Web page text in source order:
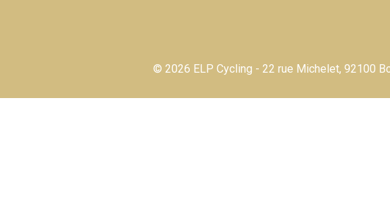
© 2026 ELP Cycling - 22 rue Michelet, 92100